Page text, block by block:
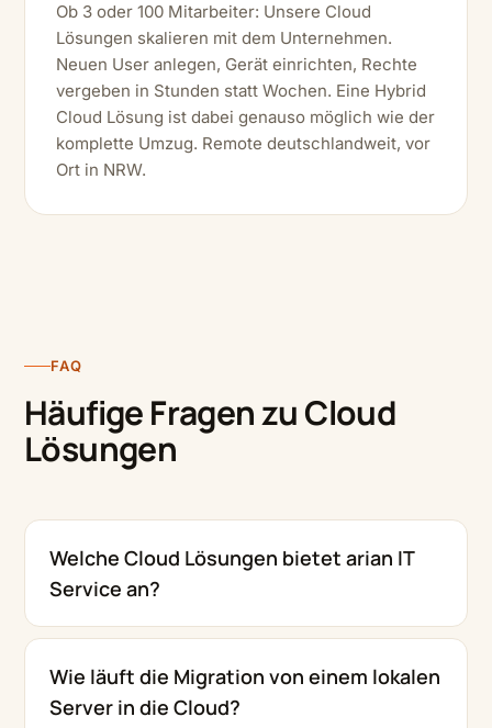
Ob 3 oder 100 Mitarbeiter: Unsere Cloud
Lösungen skalieren mit dem Unternehmen.
Neuen User anlegen, Gerät einrichten, Rechte
vergeben in Stunden statt Wochen. Eine Hybrid
Cloud Lösung ist dabei genauso möglich wie der
komplette Umzug. Remote deutschlandweit, vor
Ort in NRW.
FAQ
Häufige Fragen zu Cloud
Lösungen
Welche Cloud Lösungen bietet arian IT
Service an?
Wie läuft die Migration von einem lokalen
Server in die Cloud?